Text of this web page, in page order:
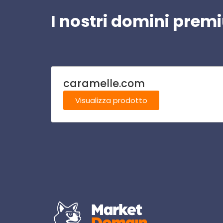
I nostri domini
caramelle.com
Visualizza prodotto